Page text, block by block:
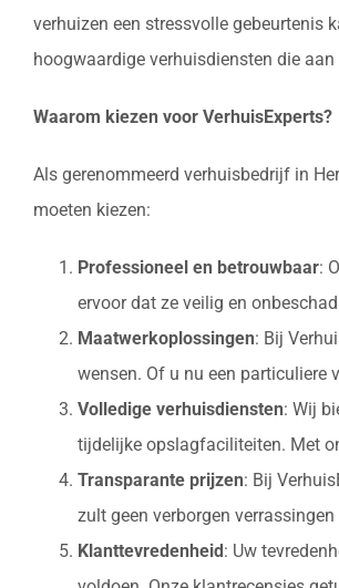
verhuizen een stressvolle gebeurtenis
hoogwaardige verhuisdiensten die
Waarom kiezen voor VerhuisExperts?
Als gerenommeerd verhuisbedrijf in
moeten kiezen:
Professioneel en betrouwbaar:
ervoor dat ze veilig en
Maatwerkoplossingen: Bij
wensen. Of u nu een particuliere
Volledige verhuisdiensten: Wij
tijdelijke opslagfaciliteiten. Met
Transparante prijzen: Bij
zult geen verborgen
Klanttevredenheid: Uw